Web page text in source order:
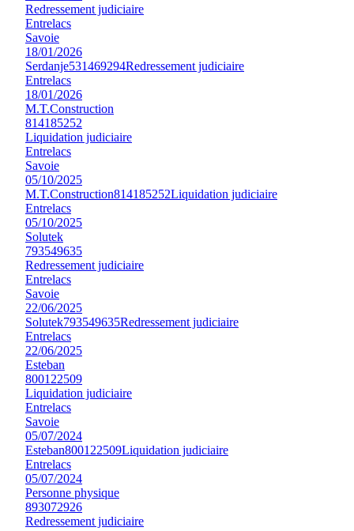
Redressement judiciaire
Entrelacs
Savoie
18/01/2026
Serdanje531469294Redressement judiciaire
Entrelacs
18/01/2026
M.T.Construction
814185252
Liquidation judiciaire
Entrelacs
Savoie
05/10/2025
M.T.Construction814185252Liquidation judiciaire
Entrelacs
05/10/2025
Solutek
793549635
Redressement judiciaire
Entrelacs
Savoie
22/06/2025
Solutek793549635Redressement judiciaire
Entrelacs
22/06/2025
Esteban
800122509
Liquidation judiciaire
Entrelacs
Savoie
05/07/2024
Esteban800122509Liquidation judiciaire
Entrelacs
05/07/2024
Personne physique
893072926
Redressement judiciaire